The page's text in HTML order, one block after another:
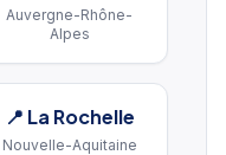
Auvergne-Rhône-
Alpes
📍 La Rochelle
Nouvelle-Aquitaine